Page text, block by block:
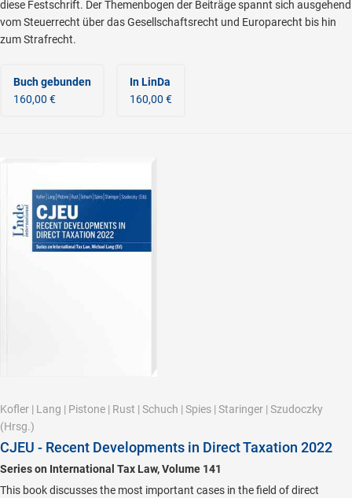
diese Festschrift. Der Themenbogen der Beiträge spannt sich ausgehend
vom Steuerrecht über das Gesellschaftsrecht und Europarecht bis hin
zum Strafrecht.
Buch gebunden
160,00 €
In LinDa
160,00 €
Kofler | Lang | Pistone | Rust | Schuch | Spies | Staringer | Szudoczky
(Hrsg.)
CJEU - Recent Developments in Direct Taxation 2022
Series on International Tax Law, Volume 141
This book discusses the most important cases in the field of direct